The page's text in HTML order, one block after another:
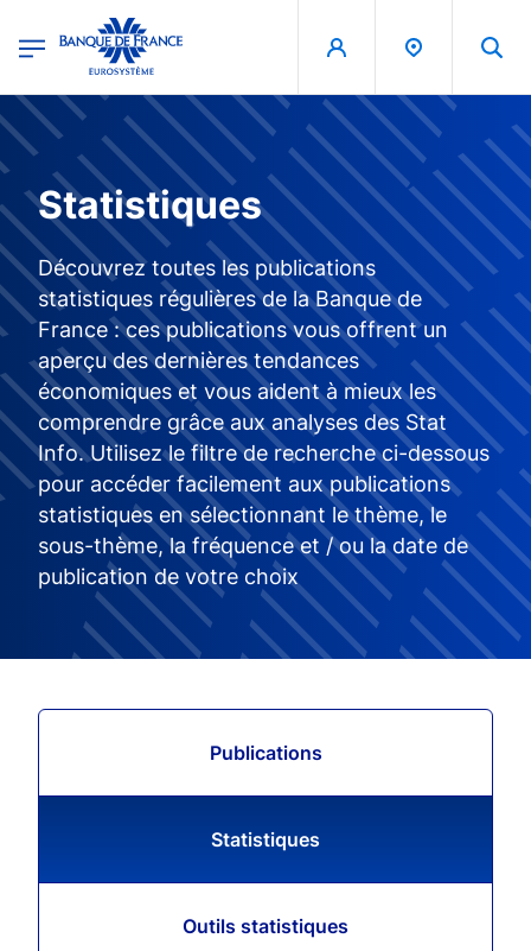
Banque de France - Menu Principal
Statistiques
Découvrez toutes les publications
statistiques régulières de la Banque de
France : ces publications vous offrent un
aperçu des dernières tendances
économiques et vous aident à mieux les
comprendre grâce aux analyses des Stat
Info. Utilisez le filtre de recherche ci-dessous
pour accéder facilement aux publications
statistiques en sélectionnant le thème, le
sous-thème, la fréquence et / ou la date de
publication de votre choix
Publications
Statistiques
Outils statistiques